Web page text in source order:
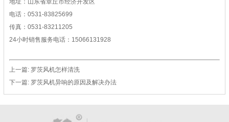
地址：山东省章丘市经济开发区
电话：0531-83825699
传真：0531-83211205
24小时销售服务电话：15066131928
上一篇: 罗茨风机怎样清洗
下一篇: 罗茨风机异响的原因及解决办法